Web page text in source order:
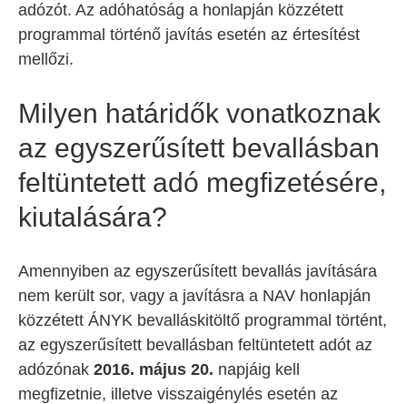
adózót. Az adóhatóság a honlapján közzétett
programmal történő javítás esetén az értesítést
mellőzi.
Milyen határidők vonatkoznak
az egyszerűsített bevallásban
feltüntetett adó megfizetésére,
kiutalására?
Amennyiben az egyszerűsített bevallás javítására
nem került sor, vagy a javításra a NAV honlapján
közzétett ÁNYK bevalláskitöltő programmal történt,
az egyszerűsített bevallásban feltüntetett adót az
adózónak 2016. május 20. napjáig kell
megfizetnie, illetve visszaigénylés esetén az